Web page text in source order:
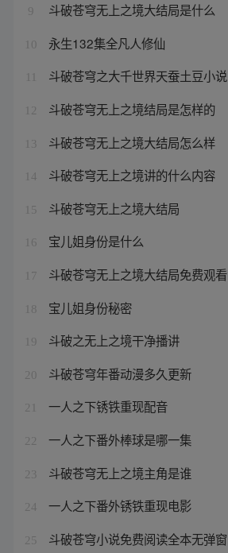
9 斗破苍穹无上之境大结局是什么
10 永生132集全凡人修仙
斗破苍穹之大千世界天蚕土豆小说
12 斗破苍穹无上之境结局是怎样的
13 斗破苍穹无上之境大结局怎么样
14 斗破苍穹无上之境讲的什么内容
15 斗破苍穹无上之境大结局
16 宝儿姐身份是什么
17 斗破苍穹无上之境大结局免费观看
18 宝儿姐身份秘密
19 斗破之无上之境干净播讲
20 斗破苍穹年番动漫多久更新
21 一人之下锈铁重现配音
22 一人之下番外棒球是哪一集
23 斗破苍穹无上之境主角是谁
24 一人之下番外锈铁重现电影
25 斗破苍穹小说免费阅读全本无弹窗